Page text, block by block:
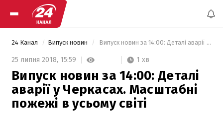
24 Канал Випуск новин Випуск новин за 14:00: Деталі аварії у Черкасах. Масштабні пожежі в усьому світі
25 липня 2018, 15:59 1 хв
Випуск новин за 14:00: Деталі
аварії у Черкасах. Масштабні
пожежі в усьому світі